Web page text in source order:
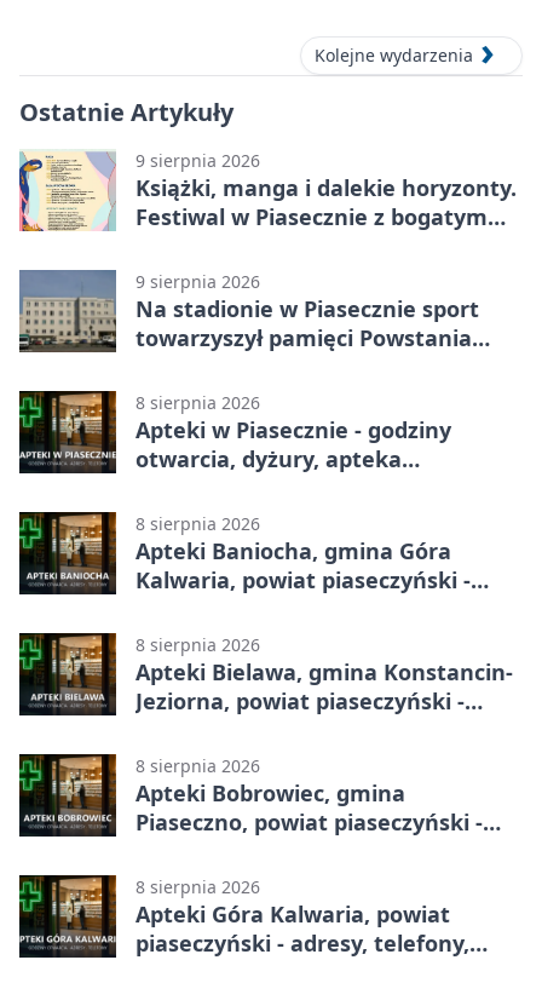
Kolejne wydarzenia
Ostatnie Artykuły
9 sierpnia 2026
Książki, manga i dalekie horyzonty.
Festiwal w Piasecznie z bogatym
9 sierpnia 2026
Na stadionie w Piasecznie sport
towarzyszył pamięci Powstania
8 sierpnia 2026
Apteki w Piasecznie - godziny
otwarcia, dyżury, apteka
8 sierpnia 2026
Apteki Baniocha, gmina Góra
Kalwaria, powiat piaseczyński -
8 sierpnia 2026
Apteki Bielawa, gmina Konstancin-
Jeziorna, powiat piaseczyński -
8 sierpnia 2026
Apteki Bobrowiec, gmina
Piaseczno, powiat piaseczyński -
8 sierpnia 2026
Apteki Góra Kalwaria, powiat
piaseczyński - adresy, telefony,